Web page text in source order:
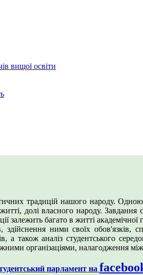
вищої освіти
традицій нашого народу.
долі власного народу.
залежить багато в житті
здійснення ними своїх обов'язків,
а також аналіз студентського
організаціями, налагодження
парламент на